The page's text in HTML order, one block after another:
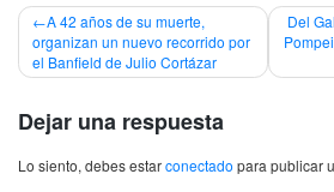
Navegación
de
A 42 años de su muerte,
organizan un nuevo recorrido por
el Banfield de Julio Cortázar
Del
Dejar una respuesta
Lo siento, debes estarconectado para publicar